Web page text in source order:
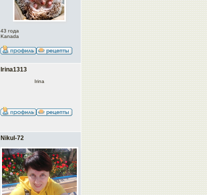
43 года
Kanada
Irina1313
Irina
Nikul-72